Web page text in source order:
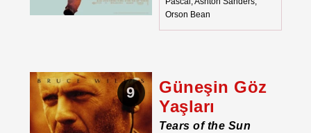
Orson Bean
9
Güneşin Göz
Yaşları
Tears of the Sun